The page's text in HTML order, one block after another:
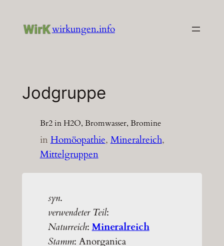
Inhalt
wirkungen.info
Jodgruppe
Br2 in H2O, Bromwasser, Bromine
inHomöopathie, Mineralreich
Mittelgruppen
syn.
verwendeter Teil:
Naturreich:Mineralreich
Stamm: Anorganica